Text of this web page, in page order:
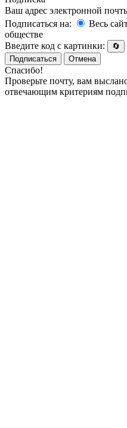
Ваш адрес электронной
Подписаться на:
Весь
обществе
Введите код с картинки:
🔄
Подписаться
Отмена
Спасибо!
Проверьте почту, вам
отвечающим критериям